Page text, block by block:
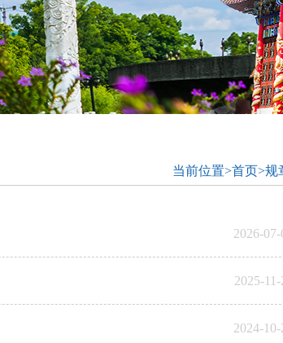
当前位置>首页>规
2026-07-
2025-
2024-10-